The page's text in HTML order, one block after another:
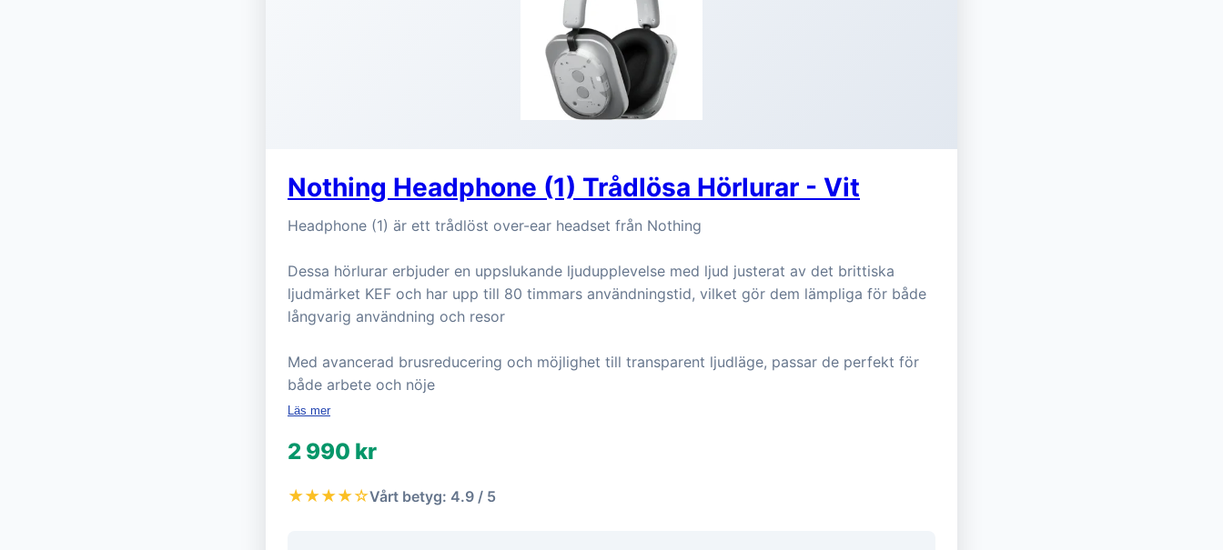
Nothing Headphone (1) Trådlösa Hörlurar - Vit
Headphone (1) är ett trådlöst over-ear headset från Nothing
Dessa hörlurar erbjuder en uppslukande ljudupplevelse med ljud justerat av det brittiska
ljudmärket KEF och har upp till 80 timmars användningstid, vilket gör dem lämpliga för både
långvarig användning och resor
Med avancerad brusreducering och möjlighet till transparent ljudläge, passar de perfekt för
både arbete och nöje
Läs mer
2 990 kr
★★★★☆Vårt betyg: 4.9 / 5